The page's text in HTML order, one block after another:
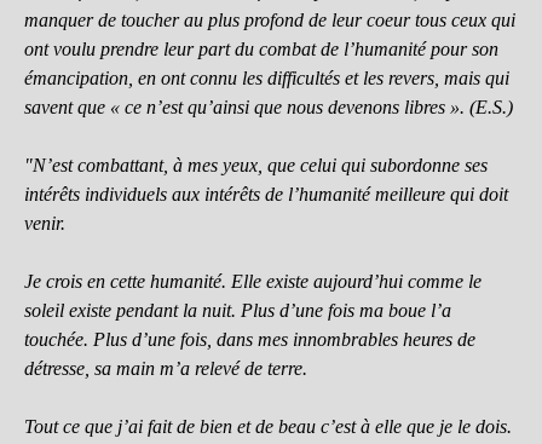
manquer de toucher au plus profond de leur coeur tous ceux qui
ont voulu prendre leur part du combat de l’humanité pour son
émancipation, en ont connu les difficultés et les revers, mais qui
savent que « ce n’est qu’ainsi que nous devenons libres ». (E.S.)
"N’est combattant, à mes yeux, que celui qui subordonne ses
intérêts individuels aux intérêts de l’humanité meilleure qui doit
venir.
Je crois en cette humanité. Elle existe aujourd’hui comme le
soleil existe pendant la nuit. Plus d’une fois ma boue l’a
touchée. Plus d’une fois, dans mes innombrables heures de
détresse, sa main m’a relevé de terre.
Tout ce que j’ai fait de bien et de beau c’est à elle que je le dois.